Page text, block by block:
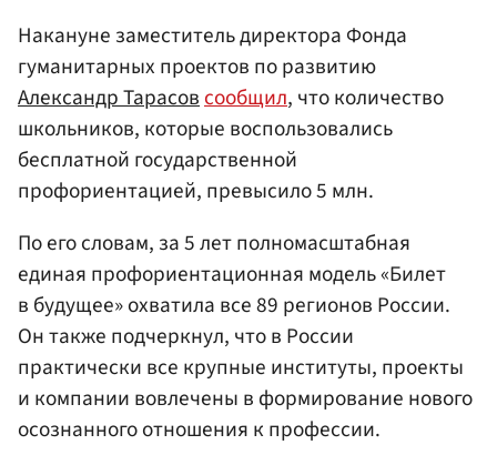
Накануне заместитель директора Фонда
гуманитарных проектов по развитию
Александр Тарасовсообщил, что количество
школьников, которые воспользовались
бесплатной государственной
профориентацией, превысило 5 млн.
По его словам, за 5 лет полномасштабная
единая профориентационная модель «Билет
в будущее» охватила все 89 регионов России.
Он также подчеркнул, что в России
практически все крупные институты, проекты
и компании вовлечены в формирование нового
осознанного отношения к профессии.